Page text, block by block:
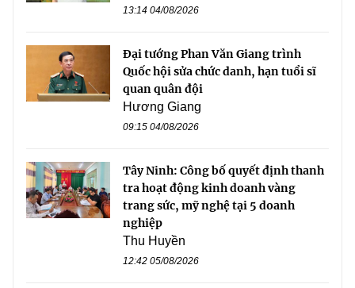
13:14 04/08/2026
Đại tướng Phan Văn Giang trình
Quốc hội sửa chức danh, hạn tuổi sĩ
quan quân đội
Hương Giang
09:15 04/08/2026
Tây Ninh: Công bố quyết định thanh
tra hoạt động kinh doanh vàng
trang sức, mỹ nghệ tại 5 doanh
nghiệp
Thu Huyền
12:42 05/08/2026